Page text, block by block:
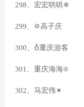
298、宏宏哄哄✵
299、✡高子庆
300、♁重庆游客
301、重庆海海®
302、马宏伟✶